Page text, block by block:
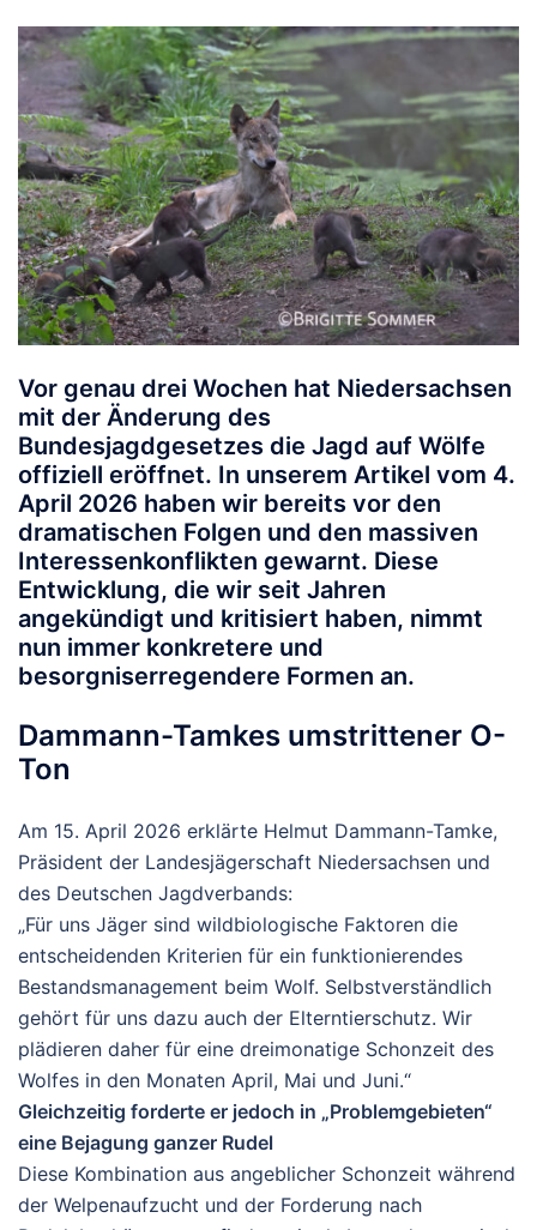
Vor genau drei Wochen hat Niedersachsen
mit der Änderung des
Bundesjagdgesetzes die Jagd auf Wölfe
offiziell eröffnet. In unserem Artikel vom 4.
April 2026 haben wir bereits vor den
dramatischen Folgen und den massiven
Interessenkonflikten gewarnt. Diese
Entwicklung, die wir seit Jahren
angekündigt und kritisiert haben, nimmt
nun immer konkretere und
besorgniserregendere Formen an.
Dammann-Tamkes umstrittener O-
Ton
Am 15. April 2026 erklärte Helmut Dammann-Tamke,
Präsident der Landesjägerschaft Niedersachsen und
des Deutschen Jagdverbands:
„Für uns Jäger sind wildbiologische Faktoren die
entscheidenden Kriterien für ein funktionierendes
Bestandsmanagement beim Wolf. Selbstverständlich
gehört für uns dazu auch der Elterntierschutz. Wir
plädieren daher für eine dreimonatige Schonzeit des
Wolfes in den Monaten April, Mai und Juni.“
Gleichzeitig forderte er jedoch in „Problemgebieten“
eine Bejagung ganzer Rudel
Diese Kombination aus angeblicher Schonzeit während
der Welpenaufzucht und der Forderung nach